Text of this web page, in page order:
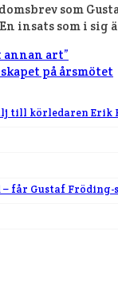
som
insats som i sig
art”
på årsmötet
till körledaren Erik
– får Gustaf